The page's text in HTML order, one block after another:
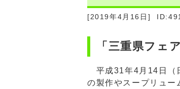
[2019年4月16日]
「三重県フェ
平成31年4月14日（
の製作やスープリュー